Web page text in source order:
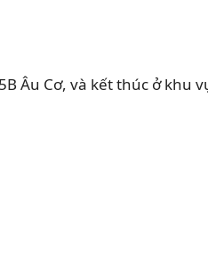
Âu Cơ, và kết thúc ở khu